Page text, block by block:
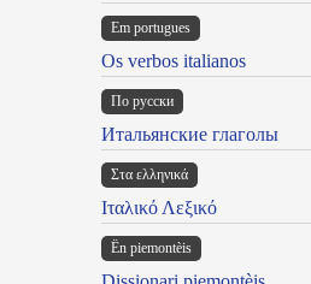
Em portugues
Os verbos italianos
По русски
Итальянские глаголы
Στα ελληνικά
Ιταλικό Λεξικό
Ën piemontèis